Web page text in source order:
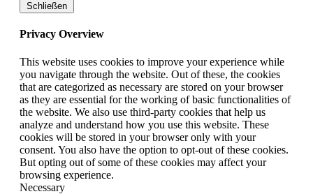
Schließen
Privacy Overview
This website uses cookies to improve your experience while
you navigate through the website. Out of these, the cookies
that are categorized as necessary are stored on your browser
as they are essential for the working of basic functionalities of
the website. We also use third-party cookies that help us
analyze and understand how you use this website. These
cookies will be stored in your browser only with your
consent. You also have the option to opt-out of these cookies.
But opting out of some of these cookies may affect your
browsing experience.
Necessary